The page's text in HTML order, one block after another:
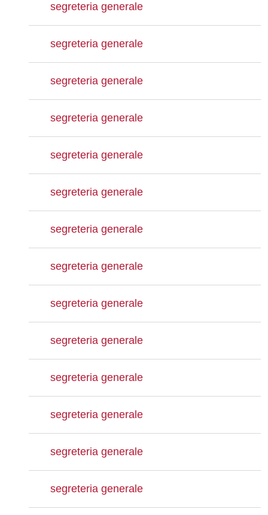
segreteria generale
segreteria generale
segreteria generale
segreteria generale
segreteria generale
segreteria generale
segreteria generale
segreteria generale
segreteria generale
segreteria generale
segreteria generale
segreteria generale
segreteria generale
segreteria generale